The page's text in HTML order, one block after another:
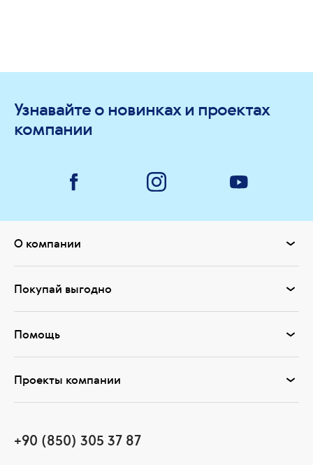
Узнавайте о новинках и проектах
компании
О компании
Покупай выгодно
Помощь
Проекты компании
+90 (850) 305 37 87